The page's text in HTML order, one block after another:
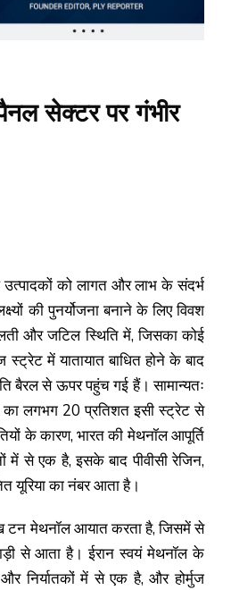
सेक्टर पर गंभीर
उत्पादकों को लागत और लाभ के संदर्भ
की पुनर्योजना बनाने के लिए विवश
और जटिल स्थिति में, जिसका कोई
में यातायात बाधित होने के बाद
बैरल से ऊपर पहुंच गई हैं। सामान्यतः
लगभग 20 प्रतिशत इसी स्ट्रेट से
के कारण, भारत की मेथनॉल आपूर्ति
में से एक है, इसके बाद पीवीसी रेजिन,
यूरिया का नंबर आता है।
टन मेथनॉल आयात करता है, जिसमें से
से आता है। ईरान स्वयं मेथनॉल के
निर्यातकों में से एक है, और होर्मुज